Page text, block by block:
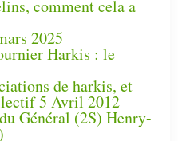
comment cela a
2025
Harkis : le
de harkis, et
5 Avril 2012
Général (2S) Henry-